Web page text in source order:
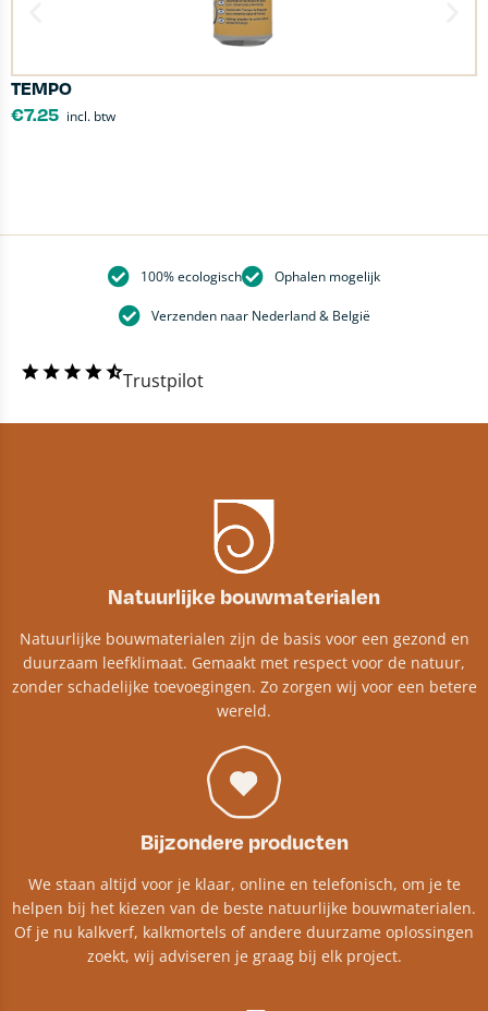
TEMPO
€7.25 incl. btw
100% ecologisch Ophalen mogelijk
Verzenden naar Nederland & België
Trustpilot
Natuurlijke bouwmaterialen
Natuurlijke bouwmaterialen zijn de basis voor een gezond en
duurzaam leefklimaat. Gemaakt met respect voor de natuur,
zonder schadelijke toevoegingen. Zo zorgen wij voor een betere
wereld.
Bijzondere producten
We staan altijd voor je klaar, online en telefonisch, om je te
helpen bij het kiezen van de beste natuurlijke bouwmaterialen.
Of je nu kalkverf, kalkmortels of andere duurzame oplossingen
zoekt, wij adviseren je graag bij elk project.​